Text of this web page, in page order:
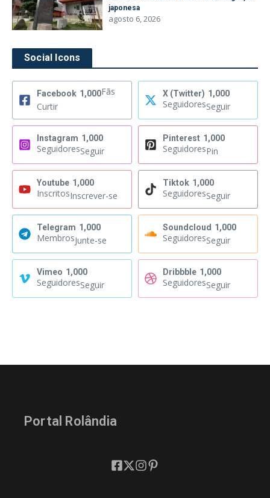
japonesa
agosto 6, 2026
Social Icons
Facebook 1,000Fãs
Curtir
X (Twitter) 1,000
SeguidoresSeguir
Instagram 1,000
SeguidoresSeguir
Pinterest 1,000
SeguidoresPin
Youtube 1,000
InscritosInscrever-se
Tiktok 1,000
SeguidoresSeguir
Telegram 1,000
MembrosJunte-se
Soundcloud 1,000
SeguidoresSeguir
Vimeo 1,000
SeguidoresSeguir
Dribbble 1,000
SeguidoresSeguir
Portal Rolândia